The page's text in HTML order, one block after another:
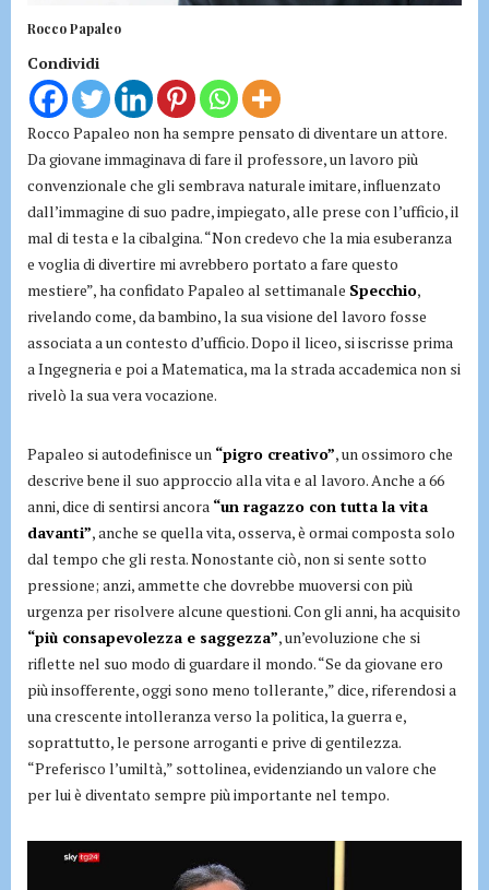
Rocco Papaleo
Condividi
Rocco Papaleo non ha sempre pensato di diventare un attore.
Da giovane immaginava di fare il professore, un lavoro più
convenzionale che gli sembrava naturale imitare, influenzato
dall’immagine di suo padre, impiegato, alle prese con l’ufficio, il
mal di testa e la cibalgina. “Non credevo che la mia esuberanza
e voglia di divertire mi avrebbero portato a fare questo
mestiere”, ha confidato Papaleo al settimanale Specchio,
rivelando come, da bambino, la sua visione del lavoro fosse
associata a un contesto d’ufficio. Dopo il liceo, si iscrisse prima
a Ingegneria e poi a Matematica, ma la strada accademica non si
rivelò la sua vera vocazione.
Papaleo si autodefinisce un “pigro creativo”, un ossimoro che
descrive bene il suo approccio alla vita e al lavoro. Anche a 66
anni, dice di sentirsi ancora “un ragazzo con tutta la vita
davanti”, anche se quella vita, osserva, è ormai composta solo
dal tempo che gli resta. Nonostante ciò, non si sente sotto
pressione; anzi, ammette che dovrebbe muoversi con più
urgenza per risolvere alcune questioni. Con gli anni, ha acquisito
“più consapevolezza e saggezza”, un’evoluzione che si
riflette nel suo modo di guardare il mondo. “Se da giovane ero
più insofferente, oggi sono meno tollerante,” dice, riferendosi a
una crescente intolleranza verso la politica, la guerra e,
soprattutto, le persone arroganti e prive di gentilezza.
“Preferisco l’umiltà,” sottolinea, evidenziando un valore che
per lui è diventato sempre più importante nel tempo.